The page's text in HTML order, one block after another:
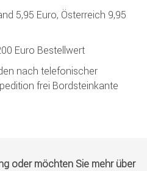
5,95 Euro, Österreich 9,95
Euro Bestellwert
nach telefonischer
frei Bordsteinkante
oder möchten Sie mehr über